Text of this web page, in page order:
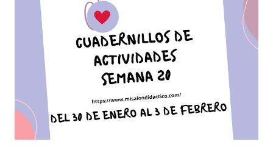
estudiante. Es muy importante mantener a nuestros alumnos en
el mismo nivel, por lo cual debemos estar atentos a que la
ejecución de estas actividades en conjunto con los vídeos que
se proporcionan se realicen en tiempo y forma para no perder la
secuencia de cada una. Expresamos nuestro más sincero
agradecimiento a los autores de tan estupendo material que sin
duda alguna les será de gran ayu...